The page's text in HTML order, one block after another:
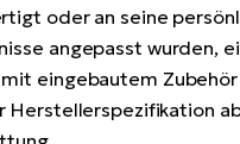
oder an seine
angepasst wurden,
eingebautem
Herstellerspezifikation